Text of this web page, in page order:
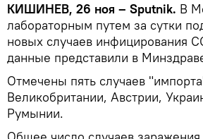
КИШИНЕВ, 26 ноя – Sputnik. В
лабораторным путем за сутки
новых случаев инфицирования
данные представили в
Отмечены пять случаев
Великобритании, Австрии,
Румынии.